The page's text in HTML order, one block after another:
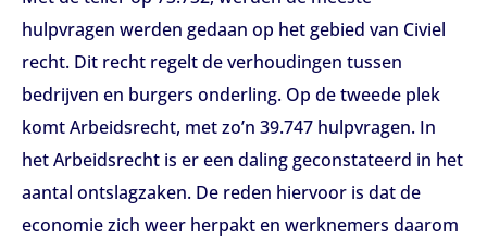
hulpvragen werden gedaan op het gebied van Civiel
recht. Dit recht regelt de verhoudingen tussen
bedrijven en burgers onderling. Op de tweede plek
komt Arbeidsrecht, met zo’n 39.747 hulpvragen. In
het Arbeidsrecht is er een daling geconstateerd in het
aantal ontslagzaken. De reden hiervoor is dat de
economie zich weer herpakt en werknemers daarom